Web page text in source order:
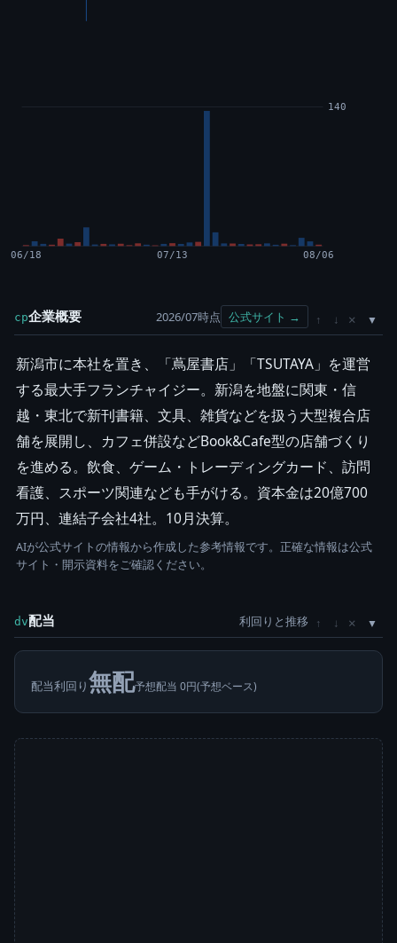
140
06/18 07/13 08/06
cp企業概要 2026/07時点 公式サイト → ↑ ↓ ×
新潟市に本社を置き、「蔦屋書店」「TSUTAYA」を運営
する最大手フランチャイジー。新潟を地盤に関東・信
越・東北で新刊書籍、文具、雑貨などを扱う大型複合店
舗を展開し、カフェ併設などBook&Cafe型の店舗づくり
を進める。飲食、ゲーム・トレーディングカード、訪問
看護、スポーツ関連なども手がける。資本金は20億700
万円、連結子会社4社。10月決算。
AIが公式サイトの情報から作成した参考情報です。正確な情報は公式
サイト・開示資料をご確認ください。
dv配当 利回りと推移 ↑ ↓ ×
配当利回り無配予想配当 0円(予想ベース)